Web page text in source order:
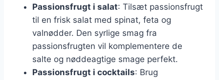
Passionsfrugt i salat: Tilsæt passionsfrugt
til en frisk salat med spinat, feta og
valnødder. Den syrlige smag fra
passionsfrugten vil komplementere de
salte og nøddeagtige smage perfekt.
Passionsfrugt i cocktails: Brug